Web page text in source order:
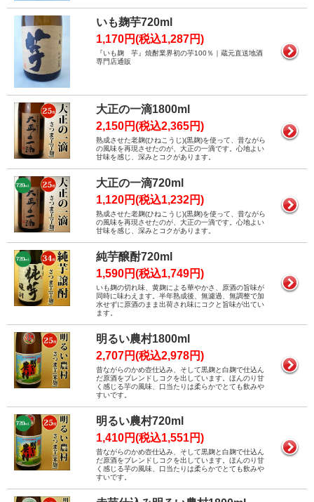
いも麹芋720ml
1,170円(税込1,287円)
『いも麹 芋』焼酎業界初の芋100％｜蔵元直送地酒
専門店通販
大正の一滴1800ml
2,150円(税込2,365円)
熟成させた老麹(ひねこうじ)(黒麹)を使って、昔ながら
の風味を再現させたのが、大正の一滴です。心地よい
甘味を感じ、深みとコクがあります。
大正の一滴720ml
1,120円(税込1,232円)
熟成させた老麹(ひねこうじ)(黒麹)を使って、昔ながら
の風味を再現させたのが、大正の一滴です。心地よい
甘味を感じ、深みとコクがあります。
純芋醸酎720ml
1,590円(税込1,749円)
いも麹の切れ味、黄麹による華やかさ、原酒の旨味が
同時に味わえます。半年熟成後、無濾過、無調整で加
水せずに原酒のまま出荷され味にコクと旨味が出てい
ます。
明るい農村1800ml
2,707円(税込2,978円)
昔ながらのかめ壺仕込み、そして黒麹と白麹で仕込ん
だ原酒をブレンドしコクを出しています。ほんのり甘
く感じる芋の風味、口当たりは柔らかでとても飲みや
すいです。
明るい農村720ml
1,410円(税込1,551円)
昔ながらのかめ壺仕込み、そして黒麹と白麹で仕込ん
だ原酒をブレンドしコクを出しています。ほんのり甘
く感じる芋の風味、口当たりは柔らかでとても飲みや
すいです。